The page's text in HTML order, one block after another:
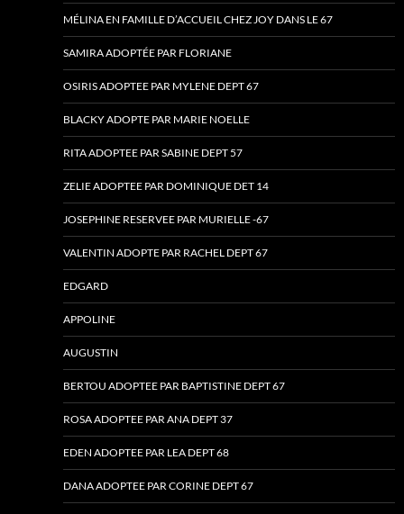
MÉLINA EN FAMILLE D’ACCUEIL CHEZ JOY DANS LE 67
SAMIRA ADOPTÉE PAR FLORIANE
OSIRIS ADOPTEE PAR MYLENE DEPT 67
BLACKY ADOPTE PAR MARIE NOELLE
RITA ADOPTEE PAR SABINE DEPT 57
ZELIE ADOPTEE PAR DOMINIQUE DET 14
JOSEPHINE RESERVEE PAR MURIELLE -67
VALENTIN ADOPTE PAR RACHEL DEPT 67
EDGARD
APPOLINE
AUGUSTIN
BERTOU ADOPTEE PAR BAPTISTINE DEPT 67
ROSA ADOPTEE PAR ANA DEPT 37
EDEN ADOPTEE PAR LEA DEPT 68
DANA ADOPTEE PAR CORINE DEPT 67